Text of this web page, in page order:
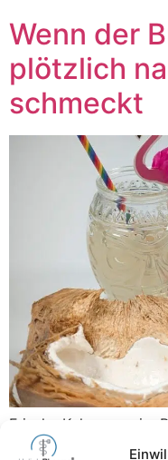
Wenn der
plötzlich
schmeckt
Frische Kokosnuss im
Normalerweise riecht